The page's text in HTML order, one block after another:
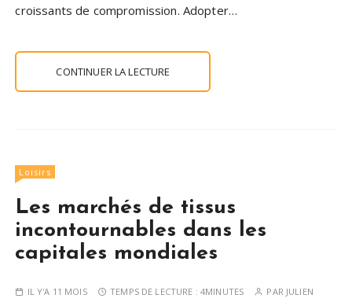
croissants de compromission. Adopter…
CONTINUER LA LECTURE
Loisirs
Les marchés de tissus
incontournables dans les
capitales mondiales
IL Y'A 11 MOIS TEMPS DE LECTURE : 4MINUTES PAR JULIEN